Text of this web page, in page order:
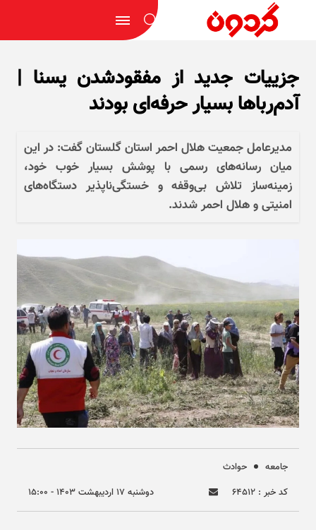
جزییات جدید از مفقودشدن یسنا |
آدم‌رباها بسیار حرفه‌ای بودند
مدیرعامل جمعیت هلال احمر استان گلستان گفت: در این
میان رسانه‌های رسمی با پوشش بسیار خوب خود،
زمینه‌ساز تلاش بی‌وقفه و خستگی‌ناپذیر دستگاه‌های
امنیتی و هلال احمر شدند.
جامعه
حوادث
کد خبر : ۶۴۵۱۲
دوشنبه ۱۷ ارديبهشت ۱۴۰۳ - ۱۵:۰۰